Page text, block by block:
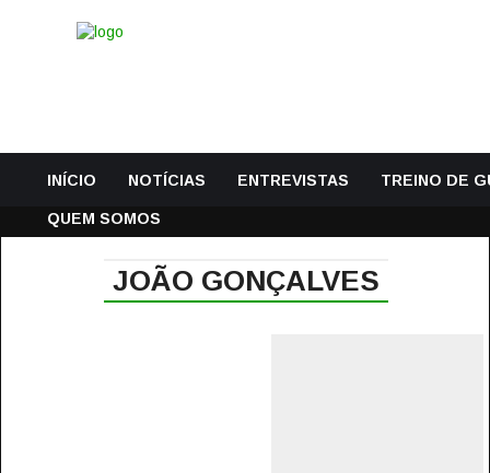
INÍCIO NOTÍCIAS ENTREVISTAS TREINO DE
QUEM SOMOS
JOÃO GONÇALVES